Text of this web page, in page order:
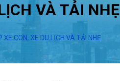
VÀ TẢI NHẸ
XE CON, XE DU LỊCH VÀ TẢI NHẸ